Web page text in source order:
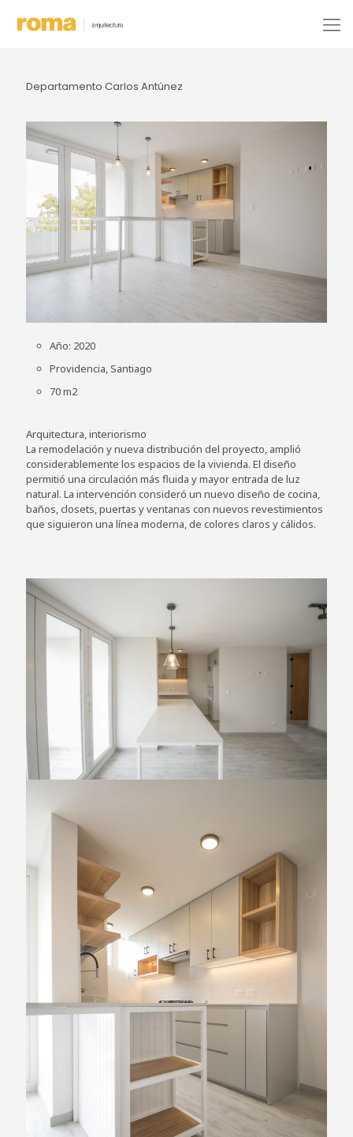
Departamento Carlos Antúnez
Año: 2020
Providencia, Santiago
70 m2
Arquitectura, interiorismo
La remodelación y nueva distribución del proyecto, amplió
considerablemente los espacios de la vivienda. El diseño
permitió una circulación más fluida y mayor entrada de luz
natural. La intervención consideró un nuevo diseño de cocina,
baños, closets, puertas y ventanas con nuevos revestimientos
que siguieron una línea moderna, de colores claros y cálidos.